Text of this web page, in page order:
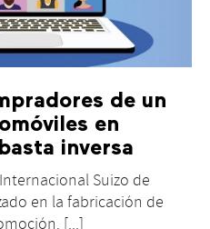
de un
en
inversa
Suizo de
en la fabricación de